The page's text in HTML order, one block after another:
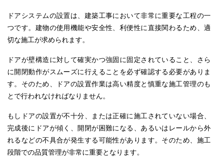
ドアシステムの設置は、建築工事において非常に重要な工程の一
つです。建物の使用機能や安全性、利便性に直接関わるため、適
切な施工が求められます。
ドアが壁構造に対して確実かつ強固に固定されていること
、さら
に開閉動作がスムーズに行えることを必ず確認する必要がありま
す。そのため、ドアの設置作業は高い精度と慎重な施工管理のも
とで行われなければなりません。
もしドアの設置が不十分、または正確に施工されていない場合
完成後にドアが傾く、開閉が困難になる、 あるいは レールから外
れるなどの不具合が発生する可能性があります。 そのため 、施工
段階での品質管理が非常に重要となります。